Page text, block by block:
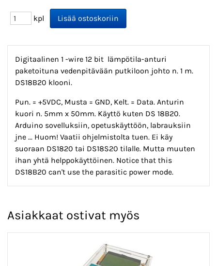
kpl
Digitaalinen 1 -wire 12 bit lämpötila-anturi
paketoituna vedenpitävään putkiloon johto n. 1 m.
DS18B20 klooni.
Pun. = +5VDC, Musta = GND, Kelt. = Data. Anturin
kuori n. 5mm x 50mm. Käyttö kuten DS 18B20.
Arduino sovelluksiin, opetuskäyttöön, labrauksiin
jne ... Huom! Vaatii ohjelmistolta tuen. Ei käy
suoraan DS1820 tai DS18S20 tilalle. Mutta muuten
ihan yhtä helppokäyttöinen. Notice that this
DS18B20 can't use the parasitic power mode.
Asiakkaat ostivat myös